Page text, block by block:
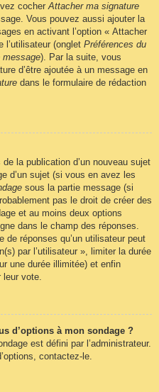
cocherAttacher ma signature
Vous pouvez aussi ajouter la
en activant l’option « Attacher
l’utilisateur (onglet Préférences du
message). Par la suite, vous
d’être ajoutée à un message en
dans le formulaire de rédaction
la publication d’un nouveau sujet
d’un sujet (si vous en avez les
sous la partie message (si
pas le droit de créer des
et au moins deux options
dans le champ des réponses.
de réponses qu’un utilisateur peut
par l’utilisateur », limiter la durée
une durée illimitée) et enfin
vote.
d’options à mon sondage ?
est défini par l’administrateur.
contactez-le.